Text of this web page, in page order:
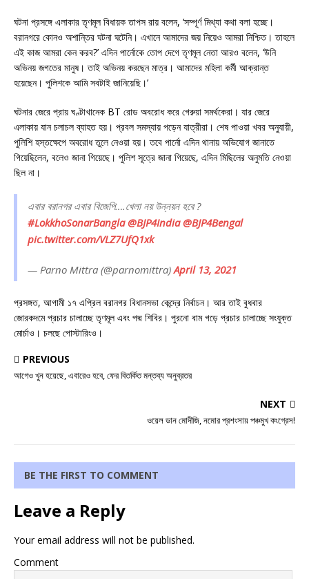
ঘটনা প্রসঙ্গে এলাকার তৃণমূল বিধায়ক তাপস রায় বলেন, ‘সম্পূর্ণ মিথ্যা কথা বলা হচ্ছে।
বরানগরে কোনও অশান্তির ঘটনা ঘটেনি। এখানে আমাদের জয় নিয়েও আমরা নিশ্চিত। তাহলে
এই কাজ আমরা কেন করব?’ এদিন পার্নোকে তোপ দেগে তৃণমূল নেতা আরও বলেন, ‘উনি
অভিনয় জগতের মানুষ। তাই অভিনয় করছেন মাত্র। আমাদের মহিলা কর্মী আক্রান্ত
হয়েছেন। পুলিশকে আমি সবটাই জানিয়েছি।’
ঘটনার জেরে প্রায় ঘণ্টাখানেক BT রোড অবরোধ করে গেরুয়া সমর্থকেরা। যার জেরে
এলাকায় যান চলাচল ব্যাহত হয়। প্রবল সমস্যায় পড়েন যাত্রীরা। শেষ পাওয়া খবর অনুযায়ী,
পুলিশি হস্তক্ষেপে অবরোধ তুলে নেওয়া হয়। তবে পার্নো এদিন থানায় অভিযোগ জানাতে
গিয়েছিলেন, বলেও জানা গিয়েছে। পুলিশ সূত্রে জানা গিয়েছে, এদিন মিছিলের অনুমতি নেওয়া
ছিল না।
এবার বরানগর এবার বিজেপি….খেলা নয় উন্নয়ন হবে ?
#LokkhoSonarBangla @BJP4India @BJP4Bengal
pic.twitter.com/VLZ7UfQ1xk
— Parno Mittra (@parnomittra)April 13, 2021
প্রসঙ্গত, আগামী ১৭ এপ্রিল বরানগর বিধানসভা কেন্দ্রে নির্বাচন। আর তাই বুধবার
জোরকদমে প্রচার চালাচ্ছে তৃণমূল এবং পদ্ম শিবির। পুরনো বাম গড়ে প্রচার চালাচ্ছে সংযুক্ত
মোর্চাও। চলছে পোস্টারিংও।
PREVIOUS
আগেও খুন হয়েছে, এবারেও হবে, ফের বিতর্কিত মন্তব্য অনুব্রতর
NEXT
ওয়েল ডান মোদীজি, নমোর প্রশংসায় পঞ্চমুখ কংগ্রেস!
BE THE FIRST TO COMMENT
Leave a Reply
Your email address will not be published.
Comment